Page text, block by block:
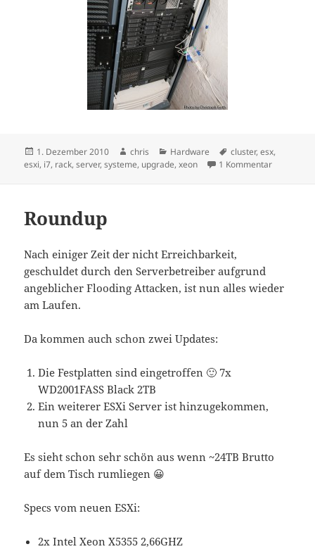
Veröffentlicht
am
1. Dezember 2010 Autor
chris Kategorien
Hardware Schlagwörter
cluster,esx,
esxi, i7, rack,server,systeme, upgrade,xeon 1 Kommentarzu Die
Roundup
Nach einiger Zeit der nicht Erreichbarkeit,
geschuldet durch den Serverbetreiber aufgrund
angeblicher Flooding Attacken, ist nun alles wieder
am Laufen.
Da kommen auch schon zwei Updates:
Die Festplatten sind eingetroffen 🙂 7x
WD2001FASS Black 2TB
Ein weiterer ESXi Server ist hinzugekommen,
nun 5 an der Zahl
Es sieht schon sehr schön aus wenn ~24TB Brutto
auf dem Tisch rumliegen 😀
Specs vom neuen ESXi:
2x Intel Xeon X5355 2,66GHZ